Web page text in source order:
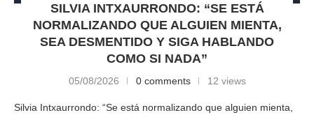
SILVIA INTXAURRONDO: “SE ESTÁ
NORMALIZANDO QUE ALGUIEN MIENTA,
SEA DESMENTIDO Y SIGA HABLANDO
COMO SI NADA”
05/08/2026 0 comments 12 views
Silvia Intxaurrondo: “Se está normalizando que alguien mienta,